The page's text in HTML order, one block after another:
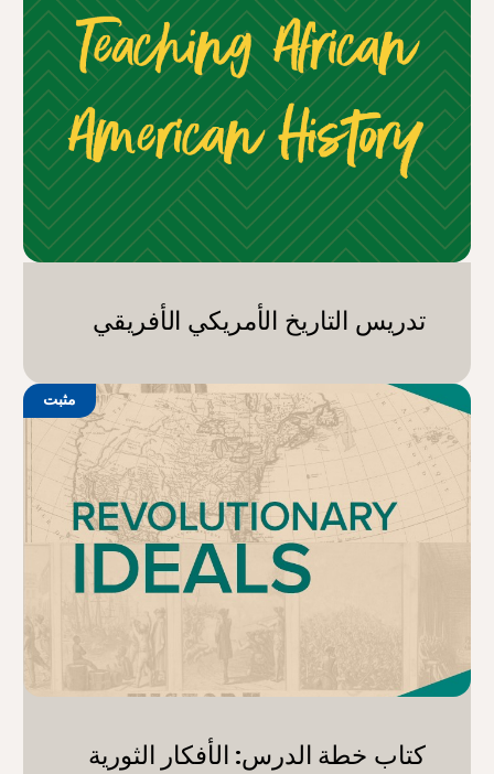
تدريس التاريخ الأمريكي الأفريقي
مثبت
كتاب خطة الدرس: الأفكار الثورية